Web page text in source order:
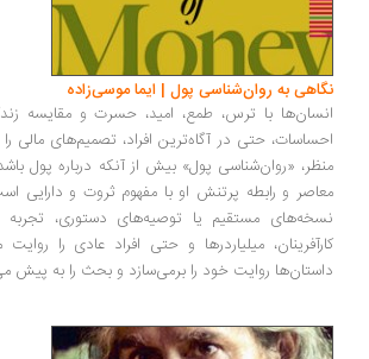
به روان‌شناسی پول | ایما موسی‌زاده
با ترس، طمع، امید، حسرت و مقایسه زندگی
حتی در آگاه‌ترین افراد، تصمیم‌های مالی را شکل
«روان‌شناسی پول» بیش از آنکه درباره پول باشد،
و رابطه پرتنش او با مفهوم ثروت و دارایی است...
مستقیم یا توصیه‌های دستوری، تجربه زندگی
میلیاردرها و حتی افراد عادی را روایت
روایت خود را برمی‌سازد و بحث را به پیش می‌راند ...